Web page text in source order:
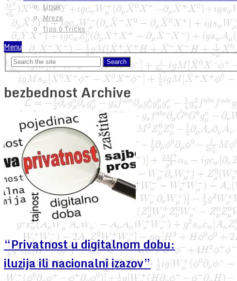
Linux
Mreze
Tips & Tricks
Menu
bezbednost Archive
“Privatnost u digitalnom dobu:
iluzija ili nacionalni izazov”